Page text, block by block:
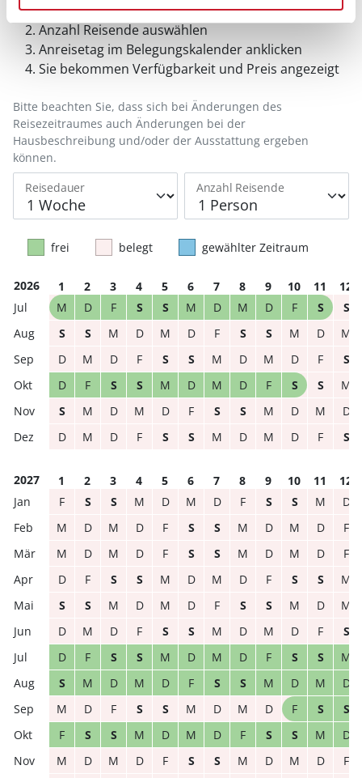
Reisedauer auswählen
Anzahl Reisende auswählen
Anreisetag im Belegungskalender anklicken
Sie bekommen Verfügbarkeit und Preis angezeigt
Reisedauer Anzahl Reisende
Bitte beachten Sie, dass sich bei Änderungen des
Reisezeitraumes auch Änderungen bei der
Hausbeschreibung und/oder der Ausstattung ergeben
können.
frei belegt gewählter Zeitraum
2026 1 2 3 4 5 6 7 8 9 10 11
12
M
D F S S M D M D F S
S
S
S M D M D F S S M D
M
D
M D F S S M D M D F
S
D
F S S M D M D F S S
M
S
M D M D F S S M D M
D
D
M D F S S M D M D F S
2027 1 2 3 4 5 6 7 8 9 10 11
12
F
S S M D M D F S S M
D
M
D M D F S S M D M D
F
M
D M D F S S M D M D
F
D
F S S M D M D F S S
M
S
S M D M D F S S M D
M
D
M D F S S M D M D F
S
D
F S S M D M D F S S
M
S
M D M D F S S M D M
D
M
D F S S M D M D F S
S
F
S S M D M D F S S M
D
M
D M D F S S M D M D F